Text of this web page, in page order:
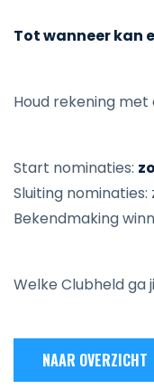
Tot wanneer kan
Houd rekening
Start nominaties:
Sluiting nominaties:
Bekendmaking
Welke Clubheld ga
NAAR OVERZICHT